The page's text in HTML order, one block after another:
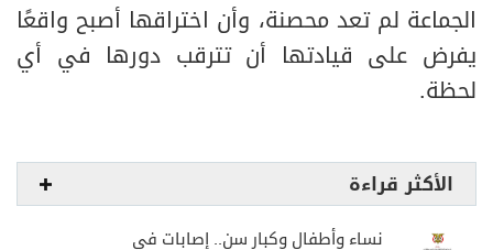
الجماعة لم تعد محصنة، وأن اختراقها أصبح واقعًا
يفرض على قيادتها أن تترقب دورها في أي
لحظة.
الأكثر قراءة
نساء وأطفال وكبار سن.. إصابات في